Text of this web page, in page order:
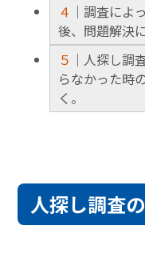
４ ｜調査によ
後、問題解決
５ ｜人探し調
らなかった時
く。
人探し調査